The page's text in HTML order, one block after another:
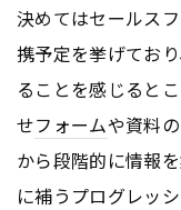
決めてはセールス
携予定を挙げてお
ることを感じると
せフォームや資料
から段階的に情報
に補うプログレッ